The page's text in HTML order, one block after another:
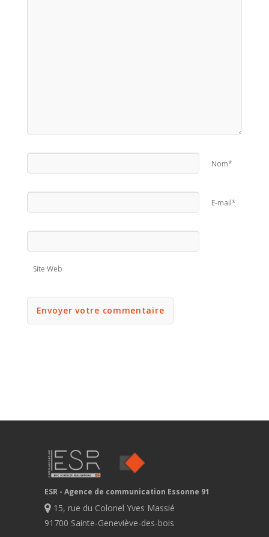
Nom*
E-mail*
Site Web
ESR - Agence de communication Essonne 91
15, rue du Colonel Yves Massié
91700 Sainte-Geneviève-des-bois